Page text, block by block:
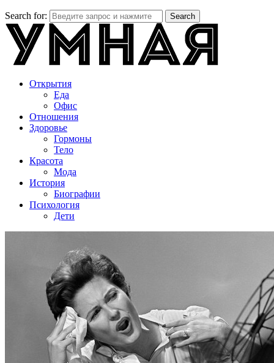
Search for: Search
Открытия
Еда
Офис
Отношения
Здоровье
Гормоны
Тело
Красота
Мода
История
Биографии
Психология
Дети